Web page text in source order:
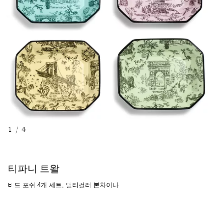
1 / 4
티파니 트왈
비드 포쉬 4개 세트, 멀티컬러 본차이나